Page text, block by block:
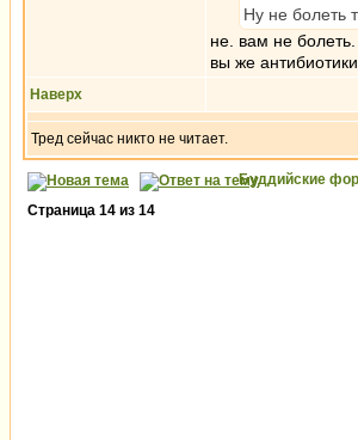
Ну не болеть
не. вам не болеть.
вы же
Наверх
Тред сейчас никто не читает.
Буддийские
Страница 14 из 14